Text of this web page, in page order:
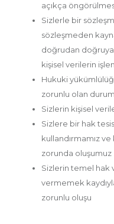
açıkça
Sizlerle bir
sözleşmeden
doğrudan doğruya
kişisel verilerin
Hukuki
zorunlu olan
Sizlerin kişisel
Sizlere bir hak
kullandırmamız
zorunda oluşumuz
Sizlerin temel hak
vermemek
zorunlu oluşu